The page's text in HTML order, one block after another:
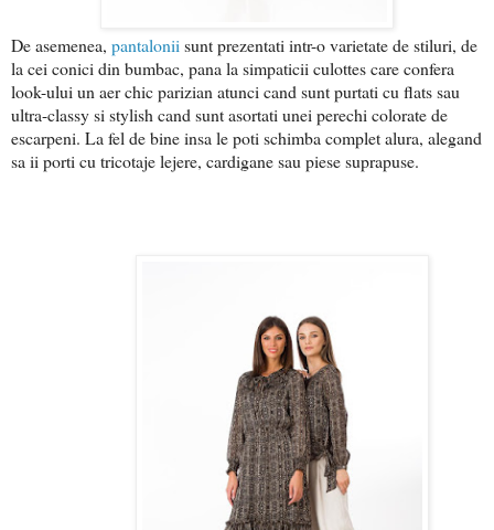
De asemenea, pantalonii sunt prezentati intr-o varietate de stiluri, de
la cei conici din bumbac, pana la simpaticii culottes care confera
look-ului un aer chic parizian atunci cand sunt purtati cu flats sau
ultra-classy si stylish cand sunt asortati unei perechi colorate de
escarpeni. La fel de bine insa le poti schimba complet alura, alegand
sa ii porti cu tricotaje lejere, cardigane sau piese suprapuse.